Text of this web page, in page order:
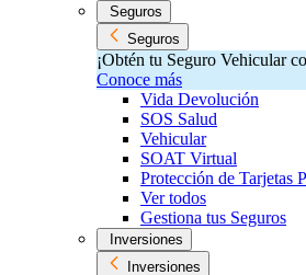
Seguros
Seguros
¡Obtén tu Seguro Vehicular
Conoce más
Vida Devolución
SOS Salud
Vehicular
SOAT Virtual
Protección de Tarjetas
Ver todos
Gestiona tus Seguros
Inversiones
Inversiones